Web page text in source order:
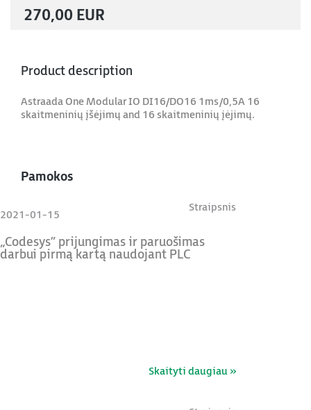
270,00 EUR
Product description
Astraada One Modular IO DI16/DO16 1ms/0,5A 16
skaitmeninių įšėjimų and 16 skaitmeninių įėjimų.
Pamokos
Straipsnis
2021-01-15
„Codesys” prijungimas ir paruošimas
darbui pirmą kartą naudojant PLC
Skaityti daugiau »